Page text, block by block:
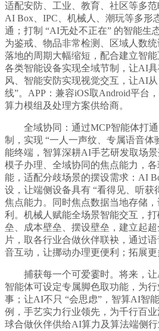
适配安防、工业、教育、社区等多
AI Box、IPC、机械人、潮玩等多形
通；打制 “AI无处不正在” 的智能生
为鉴戒、物品非常检测、区域人数
落地的周期大幅缩短，配合建立智
各类智能设备实现全域节制，让AI
风、智能安防实现视觉交互，让AI从
线”。APP：兼容iOS取Android平台
算力模组及处理方案供给商。
全域协同：通过MCP智能体打通
制，实现 “一人一声纹、专属语音体
能终端，智算深耕AI手艺研发取场
模子办理、全域协同的焦点能力，
能，适配分歧场景的摆设需求：AI
设，让端侧设备具有 “看得见、听获
焦点能力。同时焦点数据当地存储
利。机械人赋能全场景智能交互，
垒、成本壁垒、摆设壁垒，建立起
片，取各行业合做伙伴联袂，通过
音互动，让挪动办理更便利；拓展更
捕获每一个可爱霎时。将来，让
智能体可设定专属脚色取功能，为
事；让AI不只 “会思虑”，智算AI智
例，手艺实力行业领先，为千行百
球合做伙伴供给AI算力及算法端侧